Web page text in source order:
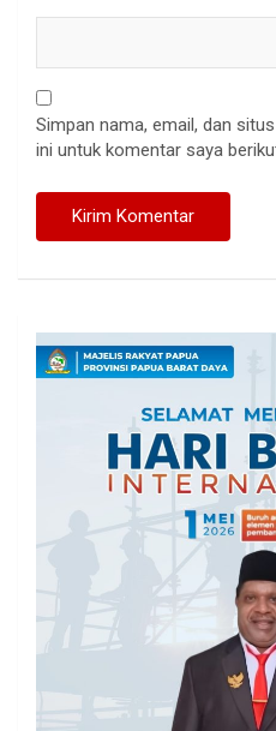
Simpan nama, email, dan
ini untuk komentar saya